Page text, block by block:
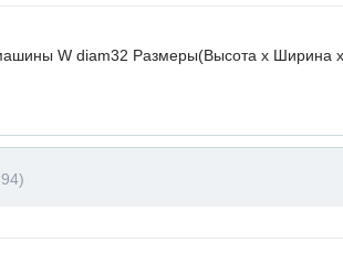
W diam32 Размеры(Высота х Ширина х